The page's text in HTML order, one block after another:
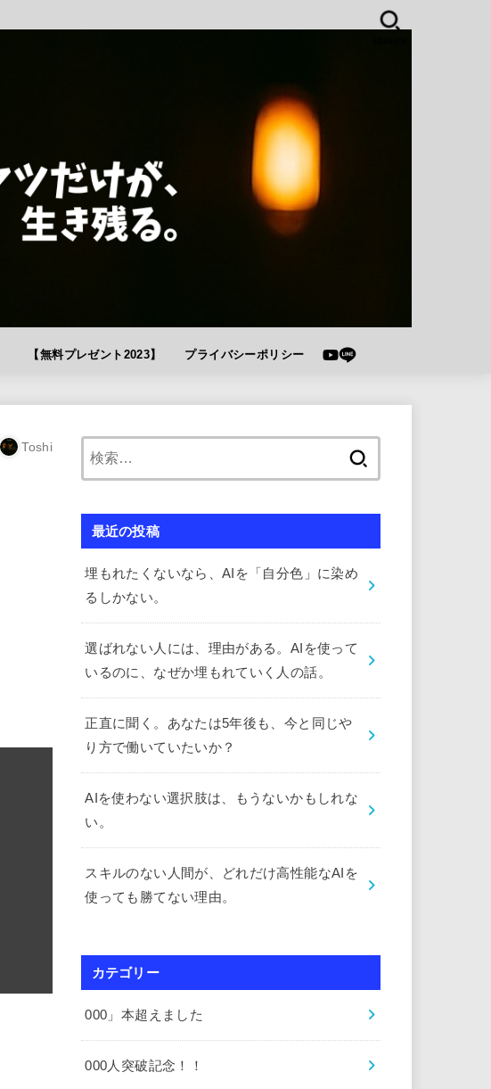
【無料プレゼント2023】 プライバシーポリシー
Toshi
最近の投稿
埋もれたくないなら、AIを「自分色」に染め
るしかない。
選ばれない人には、理由がある。AIを使って
いるのに、なぜか埋もれていく人の話。
正直に聞く。あなたは5年後も、今と同じや
り方で働いていたいか？
AIを使わない選択肢は、もうないかもしれな
い。
スキルのない人間が、どれだけ高性能なAIを
使っても勝てない理由。
カテゴリー
000」本超えました
000人突破記念！！